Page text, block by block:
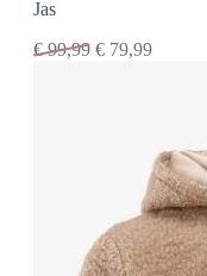
Jas
€99,99 € 79,99